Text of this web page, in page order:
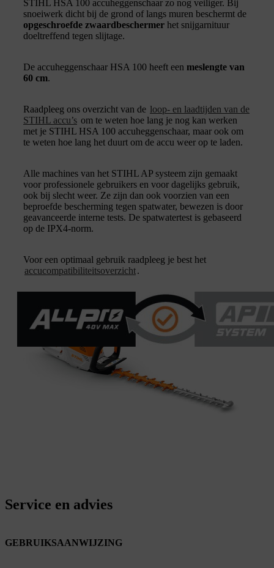
STIHL HSA 100 accuheggenschaar zo nog veiliger. Bij
snoeiwerk dicht bij de grond of langs muren beschermt de
opgeschroefde zwaardbeschermer het snijgarnituur
doeltreffend tegen slijtage.
De accuheggenschaar HSA 100 heeft een meslengte van
60 cm.
Raadpleeg ons overzicht van de loop- en laadtijden van de
STIHL accu’s om te weten hoe lang je nog kan werken
met je STIHL HSA 100 accuheggenschaar, maar ook om
te weten hoe lang het duurt om de accu weer op te laden.
Alle machines van het STIHL AP systeem zijn gemaakt
voor professionele gebruikers en voor dagelijks gebruik,
ook bij slecht weer. Ze zijn dan ook voorzien van een
beproefde bescherming tegen spatwater, bewezen is door
geavanceerde interne tests. De spatwatertest is gebaseerd
op de IPX4-norm.
Voor een optimaal gebruik raadpleeg je best het
accucompatibiliteitsoverzicht.
Service en advies
GEBRUIKSAANWIJZING